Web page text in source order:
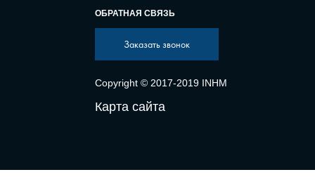
ОБРАТНАЯ СВЯЗЬ
Заказать звонок
Copyright © 2017-2019 INHM
Карта сайта